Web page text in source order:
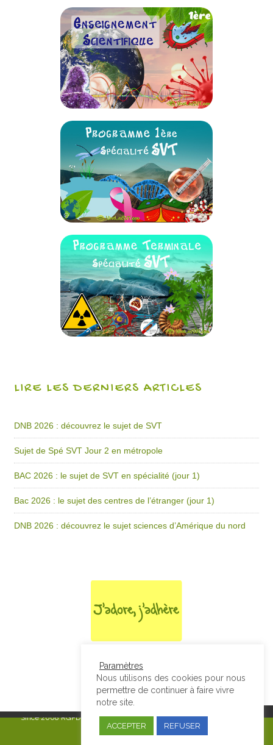
LIRE LES DERNIERS ARTICLES
DNB 2026 : découvrez le sujet de SVT
Sujet de Spé SVT Jour 2 en métropole
BAC 2026 : le sujet de SVT en spécialité (jour 1)
Bac 2026 : le sujet des centres de l’étranger (jour 1)
DNB 2026 : découvrez le sujet sciences d’Amérique du nord
Since 2008RGPD & Mentions Légales|Designed by Studio Thil - Site
internet - Charte graphique
Paramètres
Nous utilisons des cookies pour nous
permettre de continuer à faire vivre
notre site.
ACCEPTER REFUSER